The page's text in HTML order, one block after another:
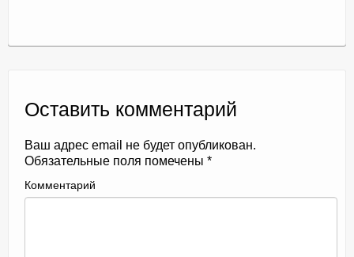
Оставить комментарий
Ваш адрес email не будет опубликован.
Обязательные поля помечены *
Комментарий